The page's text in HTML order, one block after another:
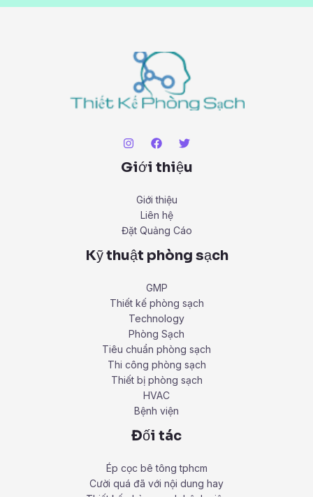
Giới thiệu
Giới thiệu
Liên hệ
Đặt Quảng Cáo
Kỹ thuật phòng sạch
GMP
Thiết kế phòng sạch
Technology
Phòng Sạch
Tiêu chuẩn phòng sạch
Thi công phòng sạch
Thiết bị phòng sạch
HVAC
Bệnh viện
Đối tác
Ép cọc bê tông tphcm
Cười quá đã với nội dung hay